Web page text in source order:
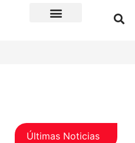
Últimas Noticias